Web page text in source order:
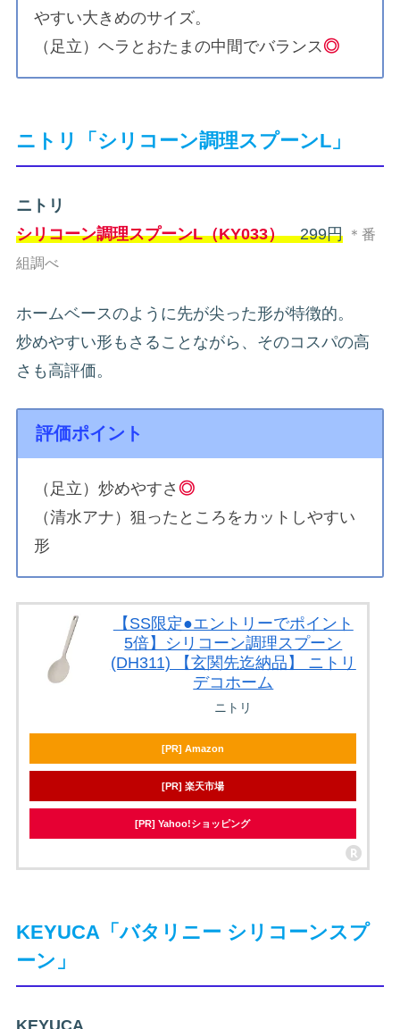
やすい大きめのサイズ。
（足立）ヘラとおたまの中間でバランス◎
ニトリ「シリコーン調理スプーンL」
ニトリ
シリコーン調理スプーンL（KY033）299円 ＊番
組調べ
ホームベースのように先が尖った形が特徴的。
炒めやすい形もさることながら、そのコスパの高
さも高評価。
評価ポイント
（足立）炒めやすさ ◎
（清水アナ）狙ったところをカットしやすい
形
【SS限定●エントリーでポイント
5倍】シリコーン調理スプーン
(DH311) 【玄関先迄納品】 ニトリ
デコホーム
ニトリ
[PR] Amazon
[PR] 楽天市場
[PR] Yahoo!ショッピング
KEYUCA「バタリニー シリコーンスプ
ーン」